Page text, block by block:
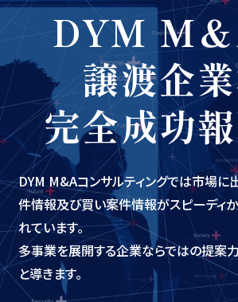
DYM M
譲渡企
完全成功
DYM M&Aコンサルティングでは市場に
件情報及び買い案件情報がスピーディ
れています。
多事業を展開する企業ならではの提案
と導きます。